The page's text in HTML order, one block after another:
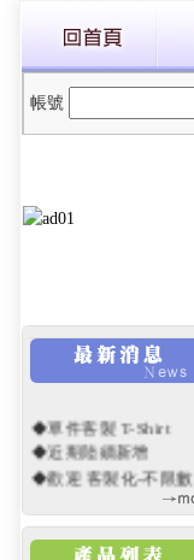
帳號
◆單件客製 T-Shirt
◆近期陸續新增
◆歡迎 客製化-不限數
◆網站重新開幕~